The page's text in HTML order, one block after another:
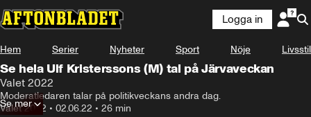
Logga in
Hem Serier Nyheter Sport Nöje Livsstil
Se hela Ulf Kristerssons (M) tal på Järvaveckan
Valet 2022
Moderatledaren talar på politikveckans andra dag.
Valet 2022 • 02.06.22 • 26 min
Se mer